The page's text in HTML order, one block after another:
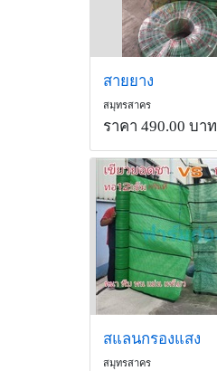
สายยาง
สมุทรสาคร
ราคา 490.00 บาท
สแลนกรองแสง
สมุทรสาคร